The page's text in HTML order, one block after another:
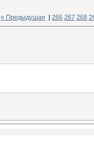
« Предыдущая 266 267 268